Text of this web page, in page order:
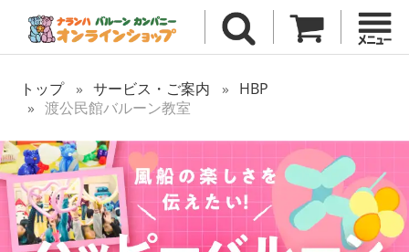
トップ サービス・ご案内
HBP
渡公民館バルーン教室